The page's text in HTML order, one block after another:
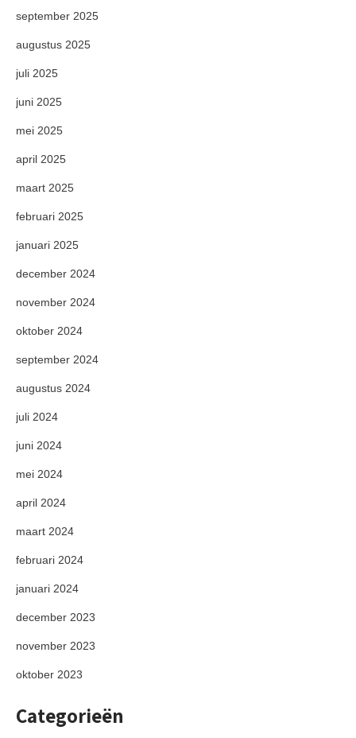
september 2025
augustus 2025
juli 2025
juni 2025
mei 2025
april 2025
maart 2025
februari 2025
januari 2025
december 2024
november 2024
oktober 2024
september 2024
augustus 2024
juli 2024
juni 2024
mei 2024
april 2024
maart 2024
februari 2024
januari 2024
december 2023
november 2023
oktober 2023
Categorieën